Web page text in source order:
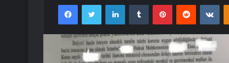
FacebookTwitter LinkedInTumblr PinterestReddit